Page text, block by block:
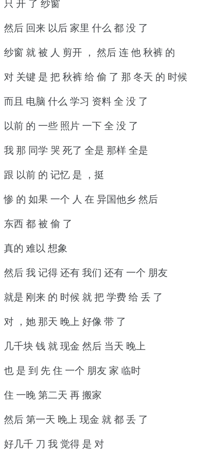
只 开 了 纱窗
然后 回来 以后 家里 什么 都 没 了
纱窗 就 被 人 剪开 ， 然后 连 他 秋裤 的
对 关键 是 把 秋裤 给 偷 了 那 冬天 的 时候
而且 电脑 什么 学习 资料 全 没 了
以前 的 一些 照片 一下 全 没 了
我 那 同学 哭 死了 全是 那样 全是
跟 以前 的 记忆 是 ，挺
惨 的 如果 一个 人 在 异国他乡 然后
东西 都 被 偷 了
真的 难以 想象
然后 我 记得 还有 我们 还有 一个 朋友
就是 刚来 的 时候 就 把 学费 给 丢 了
对 ，她 那天 晚上 好像 带 了
几千块 钱 就 现金 然后 当天 晚上
也 是 到 先 住 一个 朋友 家 临时
住 一晚 第二天 再 搬家
然后 第一天 晚上 现金 就 都 丢 了
好几千 刀 我 觉得 是 对